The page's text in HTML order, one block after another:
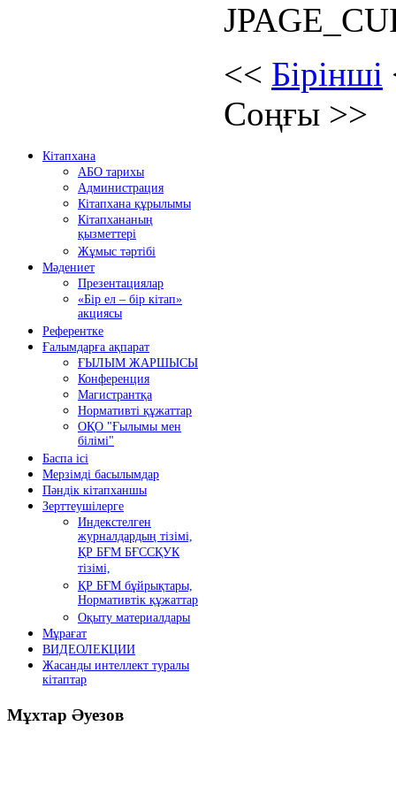
<< Бірінші
Соңғы >>
Кітапхана
АБО тарихы
Администрация
Кітапхана құрылымы
Кітапхананың
қызметтері
Жұмыс тәртібі
Мәдениет
Презентациялар
«Бір ел – бір кітап»
акциясы
Референтке
Ғалымдарға ақпарат
ҒЫЛЫМ ЖАРШЫСЫ
Конференция
Магистрантқа
Нормативті құжаттар
ОҚО "Ғылымы мен
білімі"
Баспа ісі
Мерзімді басылымдар
Пәндік кітапханшы
Зерттеушілерге
Индекстелген
журналдардың тізімі,
ҚР БҒМ БҒССҚУК
тізімі,
ҚР БҒМ бұйрықтары,
Нормативтік құжаттар
Оқыту материалдары
Мұрағат
ВИДЕОЛЕКЦИИ
Жасанды интеллект туралы
кітаптар
Мұхтар Әуезов